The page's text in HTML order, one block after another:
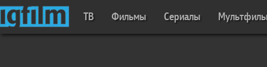
ТВ Фильмы Сериалы